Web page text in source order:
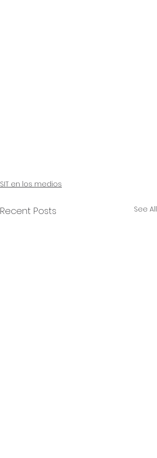
SIT en los medios
Recent Posts See All